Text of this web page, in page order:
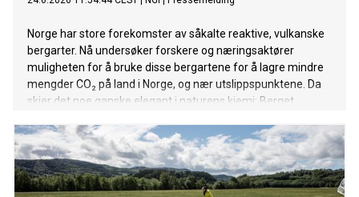
Norge har store forekomster av såkalte reaktive, vulkanske
bergarter. Nå undersøker forskere og næringsaktører
muligheten for å bruke disse bergartene for å lagre mindre
mengder CO₂ på land i Norge, og nær utslippspunktene. Da
skjer det noe ganske elegant i naturens kjemi: Berget